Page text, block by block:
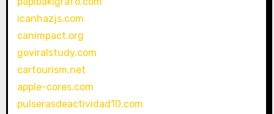
icanhazjs.com
canimpact.org
goviralstudy.com
cartourism.net
apple-cores.com
pulserasdeactividad10.com